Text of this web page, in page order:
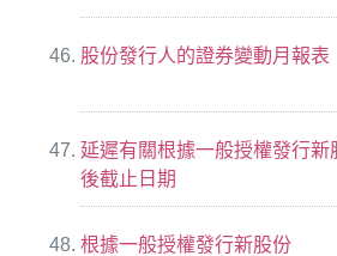
股份發行人的證券變動月報表
延遲有關根據一般授權發行新
後截止日期
根據一般授權發行新股份